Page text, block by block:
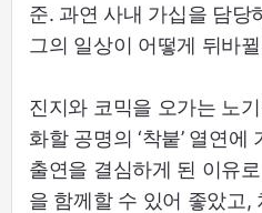
준. 과연 사내 가십을 담당
그의 일상이 어떻게 뒤바
진지와 코믹을 오가는 노
화할 공명의 ‘착붙’ 열연
출연을 결심하게 된 이유
을 함께할 수 있어 좋았고,